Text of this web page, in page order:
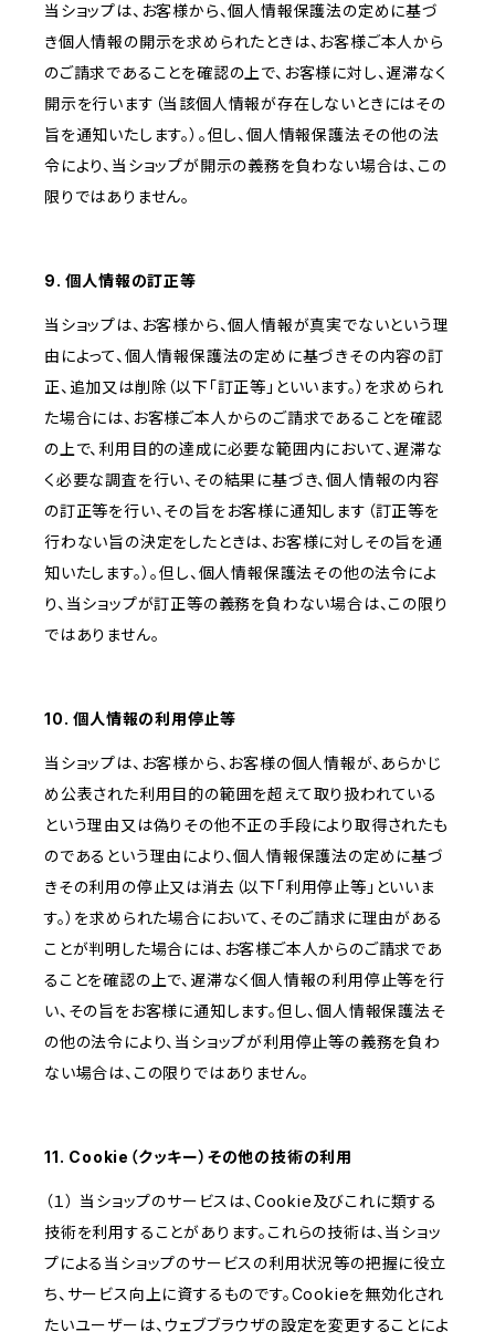
当ショップは、お客様から、個人情報保護法の定めに基づ
き個人情報の開示を求められたときは、お客様ご本人から
のご請求であることを確認の上で、お客様に対し、遅滞なく
開示を行います（当該個人情報が存在しないときにはその
旨を通知いたします。）。但し、個人情報保護法その他の法
令により、当ショップが開示の義務を負わない場合は、この
限りではありません。
9. 個人情報の訂正等
当ショップは、お客様から、個人情報が真実でないという理
由によって、個人情報保護法の定めに基づきその内容の訂
正、追加又は削除（以下「訂正等」といいます。）を求められ
た場合には、お客様ご本人からのご請求であることを確認
の上で、利用目的の達成に必要な範囲内において、遅滞な
く必要な調査を行い、その結果に基づき、個人情報の内容
の訂正等を行い、その旨をお客様に通知します（訂正等を
行わない旨の決定をしたときは、お客様に対しその旨を通
知いたします。）。但し、個人情報保護法その他の法令によ
り、当ショップが訂正等の義務を負わない場合は、この限り
ではありません。
10. 個人情報の利用停止等
当ショップは、お客様から、お客様の個人情報が、あらかじ
め公表された利用目的の範囲を超えて取り扱われている
という理由又は偽りその他不正の手段により取得されたも
のであるという理由により、個人情報保護法の定めに基づ
きその利用の停止又は消去（以下「利用停止等」といいま
す。）を求められた場合において、そのご請求に理由がある
ことが判明した場合には、お客様ご本人からのご請求であ
ることを確認の上で、遅滞なく個人情報の利用停止等を行
い、その旨をお客様に通知します。但し、個人情報保護法そ
の他の法令により、当ショップが利用停止等の義務を負わ
ない場合は、この限りではありません。
11. Cookie（クッキー）その他の技術の利用
（１） 当ショップのサービスは、Cookie及びこれに類する
技術を利用することがあります。これらの技術は、当ショッ
プによる当ショップのサービスの利用状況等の把握に役立
ち、サービス向上に資するものです。Cookieを無効化され
たいユーザーは、ウェブブラウザの設定を変更することによ